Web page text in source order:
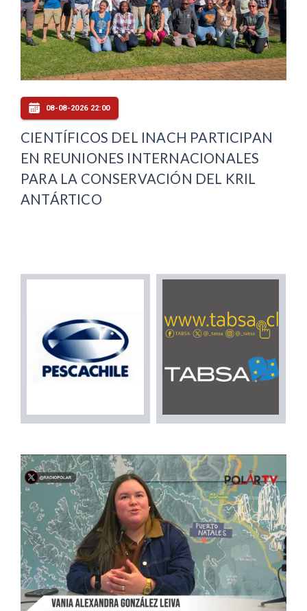
08-08-2026 22:00
CIENTÍFICOS DEL INACH PARTICIPAN
EN REUNIONES INTERNACIONALES
PARA LA CONSERVACIÓN DEL KRIL
ANTÁRTICO